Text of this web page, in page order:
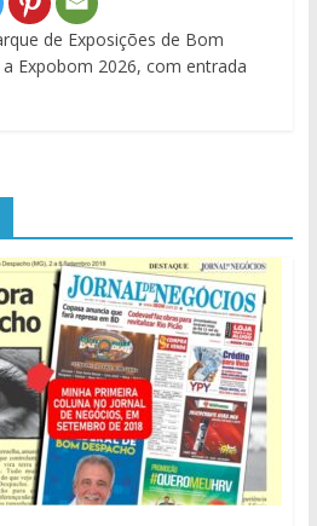
de Exposições de Bom
Expobom 2026, com entrada